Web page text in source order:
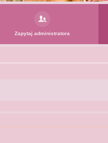
Zapytaj administratora